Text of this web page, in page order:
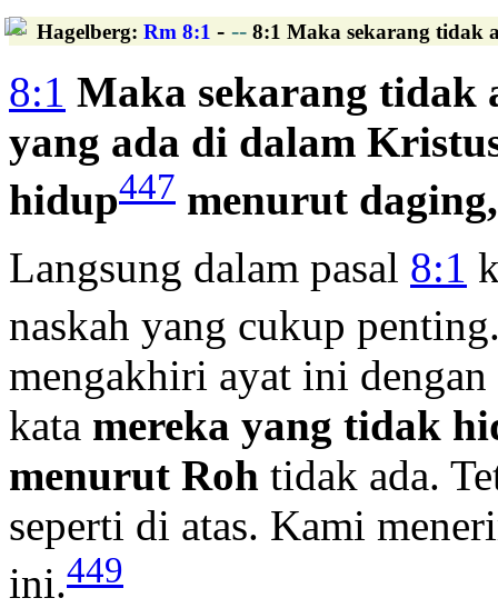
Hagelberg: Rm 8:1 - -- 8:1 Maka sekarang tidak
8:1 Maka sekarang tidak
yang ada di dalam
hidup447 menurut
Langsung dalam pasal 8:1
naskah yang cukup
mengakhiri ayat ini
kata mereka yang tidak
menurut Roh tidak ada.
seperti di atas. Kami
ini.449